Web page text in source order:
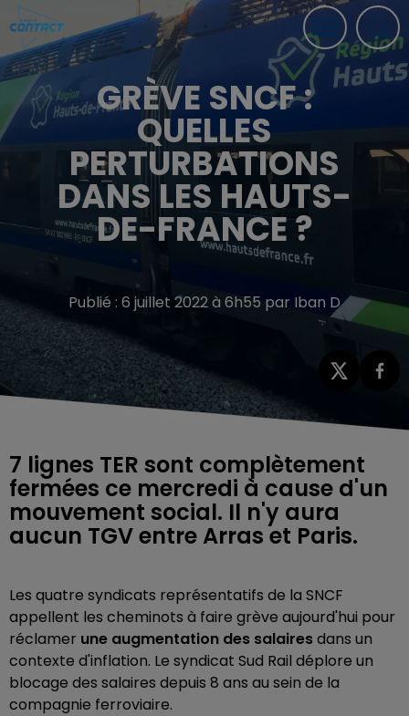
GRÈVE SNCF :
QUELLES
PERTURBATIONS
DANS LES HAUTS-
DE-FRANCE ?
Publié : 6 juillet 2022 à 6h55 par Iban D
7 lignes TER sont complètement
fermées ce mercredi à cause d'un
mouvement social. Il n'y aura
aucun TGV entre Arras et Paris.
Les quatre syndicats représentatifs de la SNCF
appellent les cheminots à faire grève aujourd'hui pour
réclamer une augmentation des salairesdans un
contexte d'inflation. Le syndicat Sud Rail déplore un
blocage des salaires depuis 8 ans au sein de la
compagnie ferroviaire.